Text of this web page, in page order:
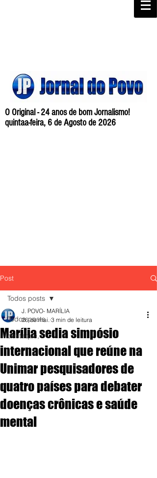
O Original - 24 anos de bom Jornalismo!
quintaa-feira, 6 de Agosto de 2026
Post
Todos posts
destaque,
Todos posts
Marília sedia simpósio
internacional que reúne na
Unimar pesquisadores de
quatro países para debater
doenças crônicas e saúde
mental
J. POVO- MARÍLIA
26 de mai. 3 min de leitura